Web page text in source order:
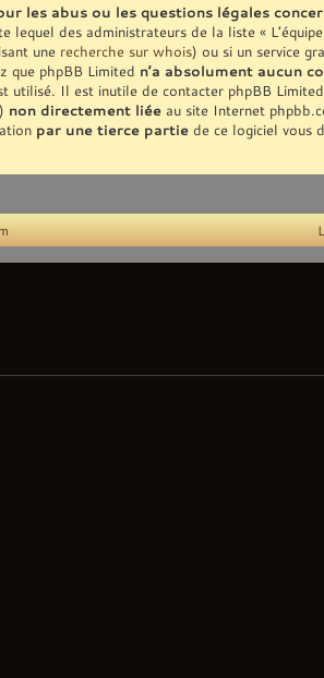
les abus ou les questions légales
lequel des administrateurs de la liste «
une recherche sur whois) ou si un service
que phpBB Limited n’a absolument aucun
utilisé. Il est inutile de contacter phpBB
non directement liée au site Internet
par une tierce partie de ce logiciel vous